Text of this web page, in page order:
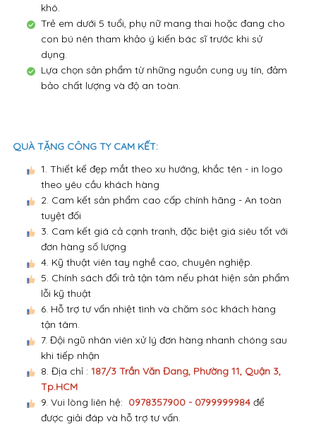
khô.
Trẻ em dưới 5 tuổi, phụ nữ mang thai hoặc đang cho
con bú nên tham khảo ý kiến bác sĩ trước khi sử
dụng.
Lựa chọn sản phẩm từ những nguồn cung uy tín, đảm
bảo chất lượng và độ an toàn.
QUÀ TẶNG CÔNG TY CAM KẾT:
1. Thiết kế đẹp mắt theo xu hướng, khắc tên - in logo
theo yêu cầu khách hàng
2. Cam kết sản phẩm cao cấp chính hãng - An toàn
tuyệt đối
3. Cam kết giá cả cạnh tranh, đặc biệt giá siêu tốt với
đơn hàng số lượng
4. Kỹ thuật viên tay nghề cao, chuyên nghiệp.
5. Chính sách đổi trả tận tâm nếu phát hiện sản phẩm
lỗi kỹ thuật
6. Hỗ trợ tư vấn nhiệt tình và chăm sóc khách hàng
tận tâm.
7. Đội ngũ nhân viên xử lý đơn hàng nhanh chóng sau
khi tiếp nhận
8. Địa chỉ : 187/3 Trần Văn Đang, Phường 11, Quận 3,
Tp.HCM
9. Vui lòng liên hệ: 0978357900 - 0799999984 để
được giải đáp và hỗ trợ tư vấn.